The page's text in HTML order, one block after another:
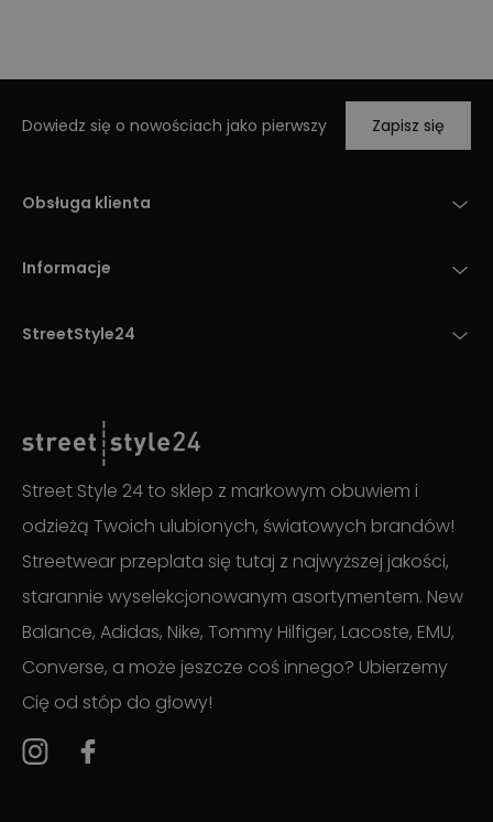
Dowiedz się o nowościach jako pierwszy Zapisz się
Obsługa klienta
Informacje
StreetStyle24
Street Style 24 to sklep z markowym obuwiem i
odzieżą Twoich ulubionych, światowych brandów!
Streetwear przeplata się tutaj z najwyższej jakości,
starannie wyselekcjonowanym asortymentem. New
Balance, Adidas, Nike, Tommy Hilfiger, Lacoste, EMU,
Converse, a może jeszcze coś innego? Ubierzemy
Cię od stóp do głowy!